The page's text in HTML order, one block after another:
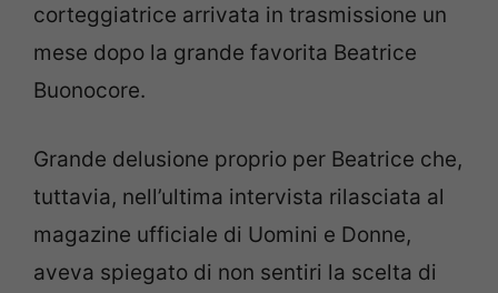
corteggiatrice arrivata in trasmissione un
mese dopo la grande favorita Beatrice
Buonocore.
Grande delusione proprio per Beatrice che,
tuttavia, nell’ultima intervista rilasciata al
magazine ufficiale di Uomini e Donne,
aveva spiegato di non sentiri la scelta di